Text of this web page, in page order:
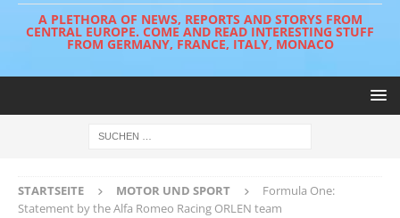
A PLETHORA OF NEWS, REPORTS AND STORYS FROM
CENTRAL EUROPE. COME AND READ INTERESTING STUFF
FROM GERMANY, FRANCE, ITALY, MONACO
STARTSEITE MOTOR UND SPORT
Formula One:
Statement by the Alfa Romeo Racing ORLEN team